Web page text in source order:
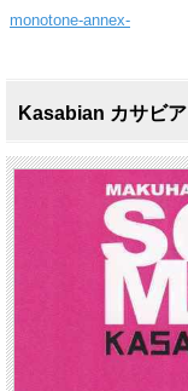
monotone-annex-
Kasabian カサビ